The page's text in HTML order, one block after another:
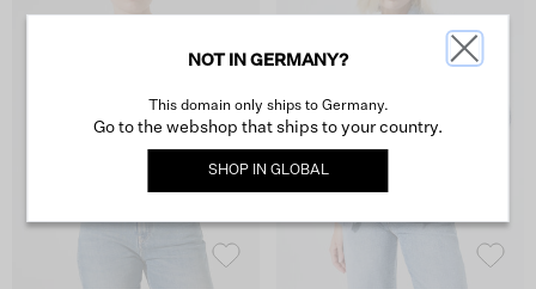
NOT IN GERMANY?
This domain only ships to Germany.
Go to the webshop that ships to your country.
SHOP IN GLOBAL